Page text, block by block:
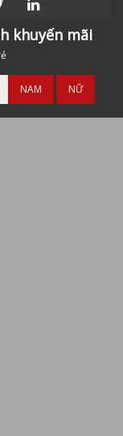
khuyến mãi
NAM NỮ